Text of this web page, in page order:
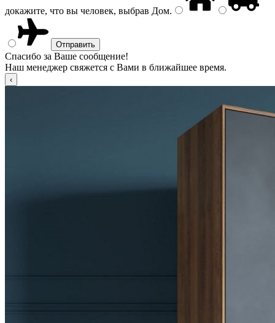
докажите, что вы человек, выбрав Дом.
Спасибо за Ваше сообщение!
Наш менеджер свяжется с Вами в ближайшее время.